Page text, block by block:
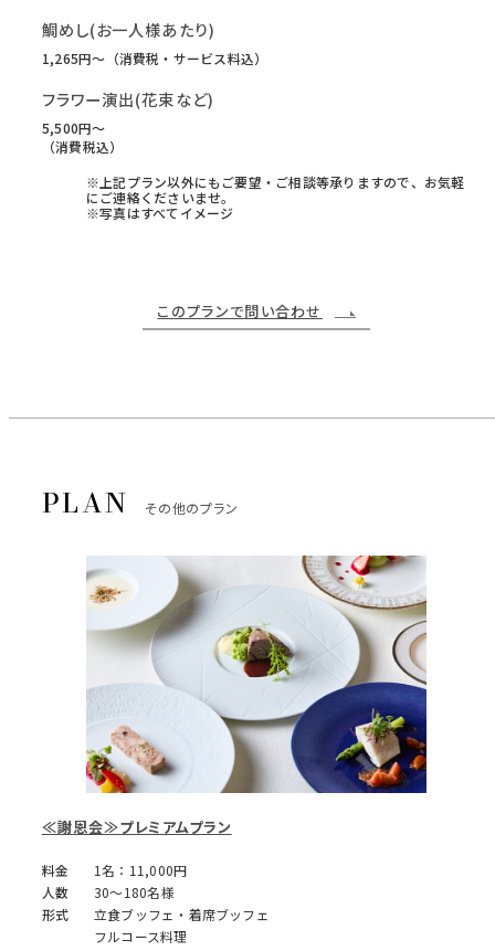
鯛めし(お一人様あたり)
1,265円〜（消費税・サービス料込）
フラワー演出(花束など)
5,500円〜
（消費税込）
※上記プラン以外にもご要望・ご相談等承りますので、お気軽
にご連絡くださいませ。
※写真はすべてイメージ
このプランで問い合わせ
その他のプラン
≪謝恩会≫プレミアムプラン
料金
1名：11,000円
人数
30～180名様
形式
立食ブッフェ・着席ブッフェ
フルコース料理